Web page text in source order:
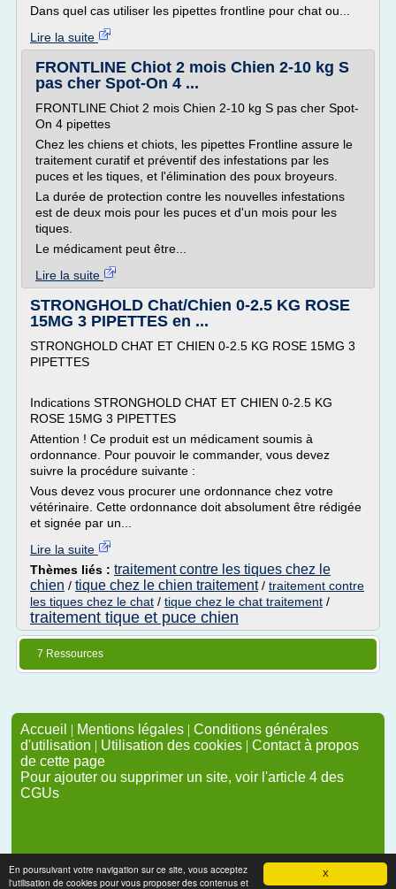
X
En poursuivant votre navigation sur ce site, vous acceptez
l'utilisation de cookies pour vous proposer des contenus et
Dans quel cas utiliser les pipettes frontline pour chat ou...
Lire la suite
FRONTLINE Chiot 2 mois Chien 2-10 kg S
pas cher Spot-On 4 ...
FRONTLINE Chiot 2 mois Chien 2-10 kg S pas cher Spot-
On 4 pipettes
Chez les chiens et chiots, les pipettes Frontline assure le
traitement curatif et préventif des infestations par les
puces et les tiques, et l'élimination des poux broyeurs.
La durée de protection contre les nouvelles infestations
est de deux mois pour les puces et d'un mois pour les
tiques.
Le médicament peut être...
Lire la suite
STRONGHOLD Chat/Chien 0-2.5 KG ROSE
15MG 3 PIPETTES en ...
STRONGHOLD CHAT ET CHIEN 0-2.5 KG ROSE 15MG 3
PIPETTES
Indications STRONGHOLD CHAT ET CHIEN 0-2.5 KG
ROSE 15MG 3 PIPETTES
Attention ! Ce produit est un médicament soumis à
ordonnance. Pour pouvoir le commander, vous devez
suivre la procédure suivante :
Vous devez vous procurer une ordonnance chez votre
vétérinaire. Cette ordonnance doit absolument être rédigée
et signée par un...
Lire la suite
Thèmes liés : traitement contre les tiques chez le
chien / tique chez le chien traitement/ traitement contre
les tiques chez le chat / tique chez le chat traitement /
traitement tique et puce chien
7 Ressources
Accueil | Mentions légales | Conditions générales
d'utilisation | Utilisation des cookies | Contact à propos
de cette page
Pour ajouter ou supprimer un site, voir l'article 4 des
CGUs